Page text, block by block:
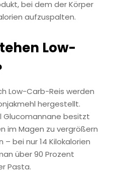
bei dem der Körper
aufzuspalten.
Low-
Low-Carb-Reis werden
hergestellt.
besitzt
im Magen zu vergrößern
bei nur 14 Kilokalorien
über 90 Prozent
Pasta.